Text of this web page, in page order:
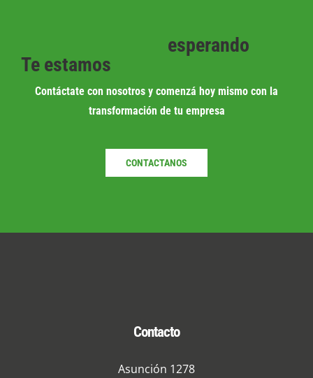
Te estamos
esperando
Contáctate con nosotros y comenzá hoy mismo con la
transformación de tu empresa
CONTACTANOS
Contacto
Asunción 1278